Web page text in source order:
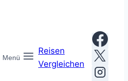
Menü
Reisen
Vergleichen